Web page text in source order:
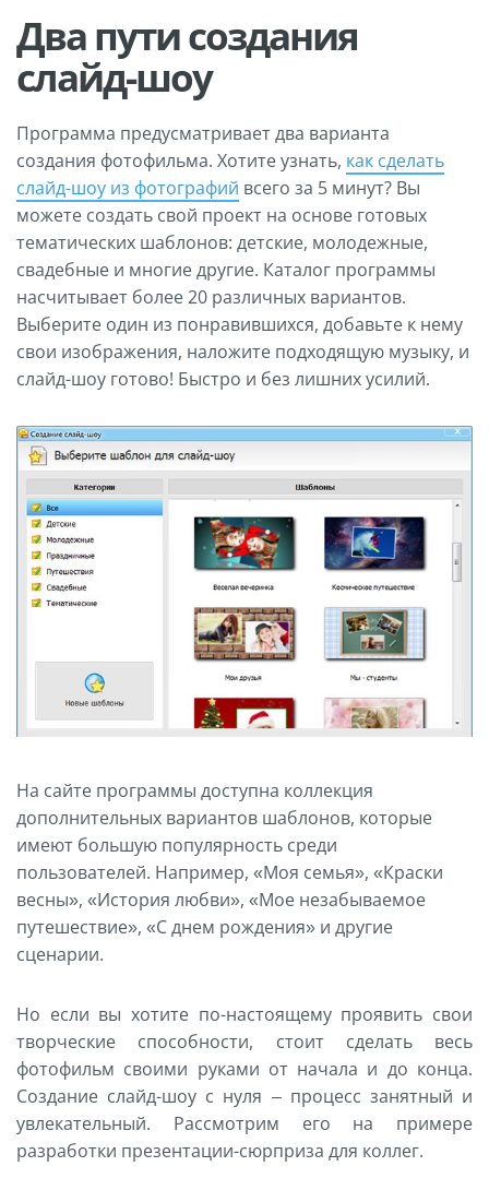
Два пути создания
слайд-шоу
Программа предусматривает два варианта
создания фотофильма. Хотите узнать, как сделать
слайд-шоу из фотографий всего за 5 минут? Вы
можете создать свой проект на основе готовых
тематических шаблонов: детские, молодежные,
свадебные и многие другие. Каталог программы
насчитывает более 20 различных вариантов.
Выберите один из понравившихся, добавьте к нему
свои изображения, наложите подходящую музыку, и
слайд-шоу готово! Быстро и без лишних усилий.
На сайте программы доступна коллекция
дополнительных вариантов шаблонов, которые
имеют большую популярность среди
пользователей. Например, «Моя семья», «Краски
весны», «История любви», «Мое незабываемое
путешествие», «С днем рождения» и другие
сценарии.
Но если вы хотите по-настоящему проявить свои
творческие способности, стоит сделать весь
фотофильм своими руками от начала и до конца.
Создание слайд-шоу с нуля – процесс занятный и
увлекательный. Рассмотрим его на примере
разработки презентации-сюрприза для коллег.